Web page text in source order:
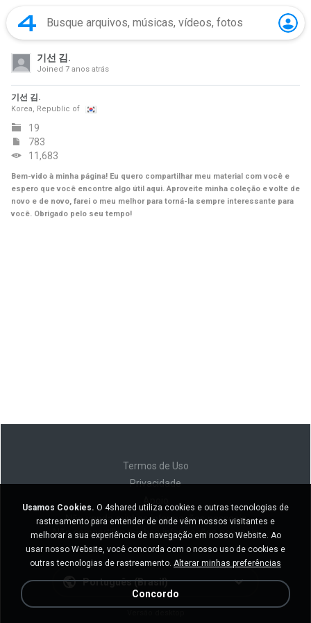
기선 김.
Joined 7 anos atrás
기선 김.
Korea, Republic of
19
783
11,683
Bem-vido à minha página! Eu quero compartilhar meu material com você e
espero que você encontre algo útil aqui. Aproveite minha coleção e volte de
novo e de novo, farei o meu melhor para torná-la sempre interessante para
você. Obrigado pelo seu tempo!
Termos de Uso
Privacidade
Não venda minhas informações pessoais
Não compartilhe minhas informações pessoais
Português (Brasil)
Usamos Cookies. O 4shared utiliza cookies e outras tecnologias de
rastreamento para entender de onde vêm nossos visitantes e
melhorar a sua experiência de navegação em nosso Website. Ao
usar nosso Website, você concorda com o nosso uso de cookies e
outras tecnologias de rastreamento. Alterar minhas preferências
Concordo